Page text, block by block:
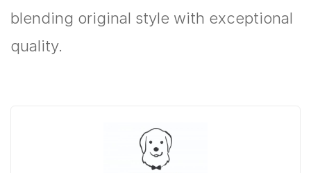
blending original style with exceptional
quality.